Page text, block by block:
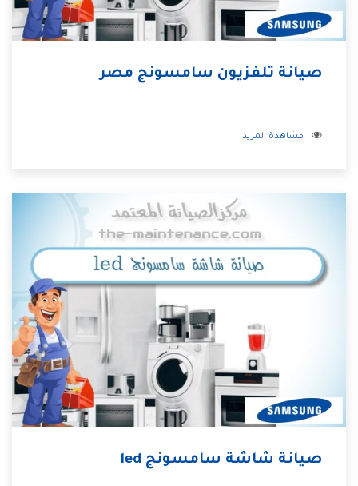
صيانة تلفزيون سامسونج مصر
مشاهدة المزيد
صيانة شاشة سامسونج led